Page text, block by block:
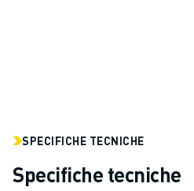
E-STORE
TRAINING & EDUCATION
SPECIFICHE TECNICHE
Specifiche tecniche